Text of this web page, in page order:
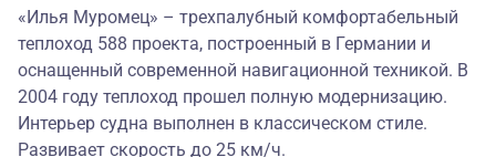
«Илья Муромец» – трехпалубный комфортабельный
теплоход 588 проекта, построенный в Германии и
оснащенный современной навигационной техникой. В
2004 году теплоход прошел полную модернизацию.
Интерьер судна выполнен в классическом стиле.
Развивает скорость до 25 км/ч.